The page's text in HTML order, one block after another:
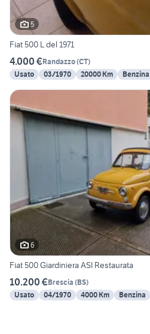
5
Fiat 500 L del 1971
4.000 €Randazzo(CT)
Usato
03/1970 20000 Km Benzina
6
Fiat 500 Giardiniera ASI Restaurata
10.200 €Brescia (BS)
Usato
04/1970 4000 Km Benzina